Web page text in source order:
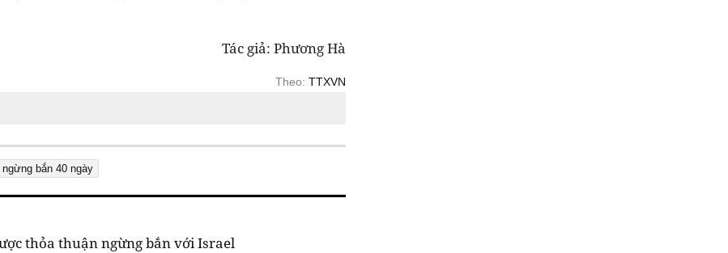
Tác giả: Phương Hà
Theo: TTXVN
bắn 40 ngày
thỏa thuận ngừng bắn với Israel